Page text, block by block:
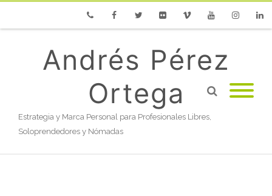
Andrés Pérez
Ortega
Estrategia y Marca Personal para Profesionales Libres,
Soloprendedores y Nómadas